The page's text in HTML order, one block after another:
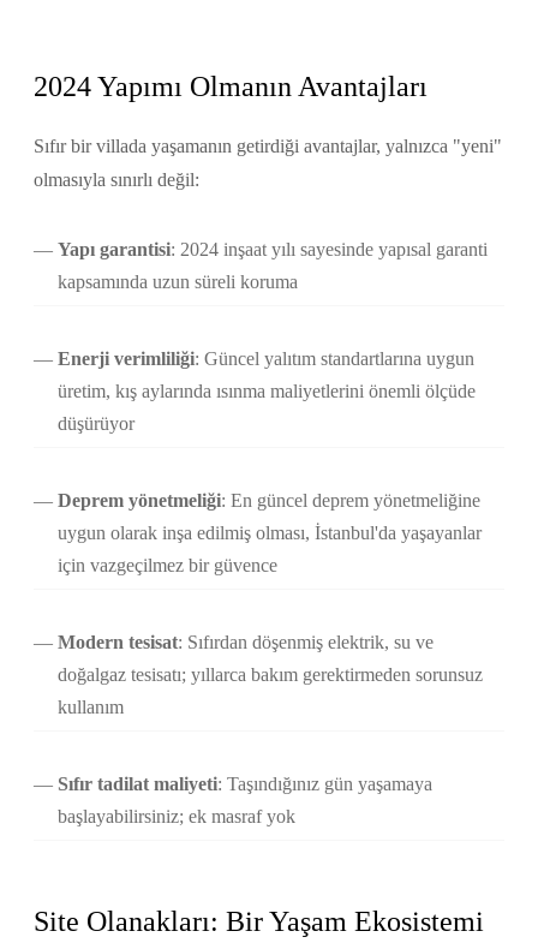
2024 Yapımı Olmanın Avantajları
Sıfır bir villada yaşamanın getirdiği avantajlar, yalnızca "yeni"
olmasıyla sınırlı değil:
Yapı garantisi: 2024 inşaat yılı sayesinde yapısal garanti
kapsamında uzun süreli koruma
Enerji verimliliği: Güncel yalıtım standartlarına uygun
üretim, kış aylarında ısınma maliyetlerini önemli ölçüde
düşürüyor
Deprem yönetmeliği: En güncel deprem yönetmeliğine
uygun olarak inşa edilmiş olması, İstanbul'da yaşayanlar
için vazgeçilmez bir güvence
Modern tesisat: Sıfırdan döşenmiş elektrik, su ve
doğalgaz tesisatı; yıllarca bakım gerektirmeden sorunsuz
kullanım
Sıfır tadilat maliyeti: Taşındığınız gün yaşamaya
başlayabilirsiniz; ek masraf yok
Site Olanakları: Bir Yaşam Ekosistemi